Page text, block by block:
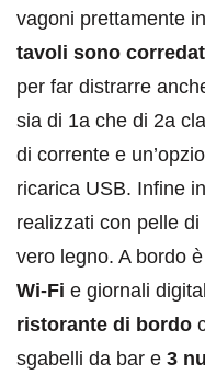
vagoni prettamente
tavoli sono
per far distrarre
sia di 1a che di 2a
di corrente e
ricarica USB. Infine
realizzati con pelle
vero legno. A bordo
Wi-Fi e giornali
ristorante di bordo
sgabelli da bar e 3